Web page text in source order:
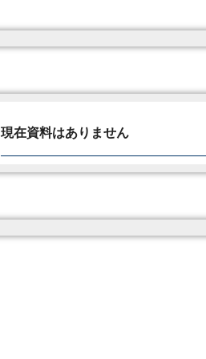
現在資料はありません